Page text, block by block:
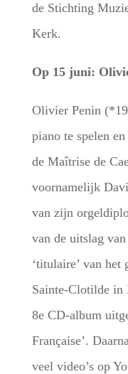
de Stichting
Kerk.
Op 15 juni:
Olivier Penin
piano te spelen
de Maîtrise de
voornamelijk
van zijn
van de uitslag
‘titulaire’ van
Sainte-Clotilde in
8e CD-album
Française’.
veel video’s op